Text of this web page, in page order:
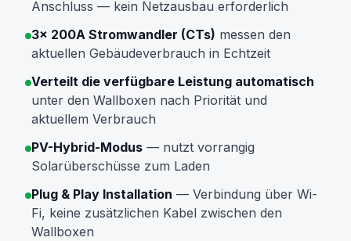
Anschluss — kein Netzausbau erforderlich
3× 200A Stromwandler (CTs) messen den
aktuellen Gebäudeverbrauch in Echtzeit
Verteilt die verfügbare Leistung automatisch
unter den Wallboxen nach Priorität und
aktuellem Verbrauch
PV-Hybrid-Modus — nutzt vorrangig
Solarüberschüsse zum Laden
Plug & Play Installation — Verbindung über Wi-
Fi, keine zusätzlichen Kabel zwischen den
Wallboxen